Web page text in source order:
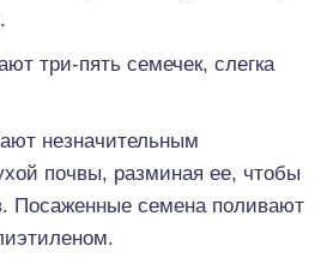
три-пять семечек, слегка
незначительным
почвы, разминая ее, чтобы
Посаженные семена поливают